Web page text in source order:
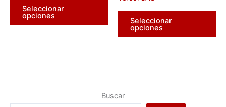
Seleccionar
opciones
producto
tiene
múltiples
pueden
Seleccionar
opciones
Buscar